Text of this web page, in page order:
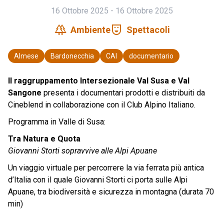
16 Ottobre 2025 - 16 Ottobre 2025
forest Ambientecomedy_mask Spettacoli
Almese Bardonecchia CAI documentario
Il raggruppamento Intersezionale Val Susa e Val
Sangone presenta i documentari prodotti e distribuiti da
Cineblend in collaborazione con il Club Alpino Italiano.
Programma in Valle di Susa:
Tra Natura e Quota
Giovanni Storti sopravvive alle Alpi Apuane
Un viaggio virtuale per percorrere la via ferrata più antica
d’Italia con il quale Giovanni Storti ci porta sulle Alpi
Apuane, tra biodiversità e sicurezza in montagna (durata 70
min)